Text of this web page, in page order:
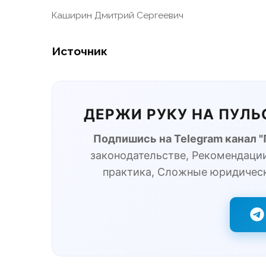
Каширин Дмитрий Сергеевич
Источник
ДЕРЖИ РУКУ НА
Подпишись на Telegram канал
законодательстве,
практика, Сложные